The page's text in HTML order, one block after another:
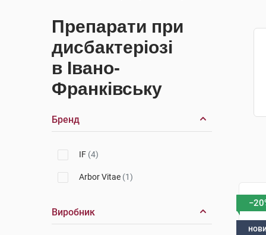
Препарати при
дисбактеріозі
в Івано-
Франківську
Бренд
IF (4)
Arbor Vitae (1)
Виробник